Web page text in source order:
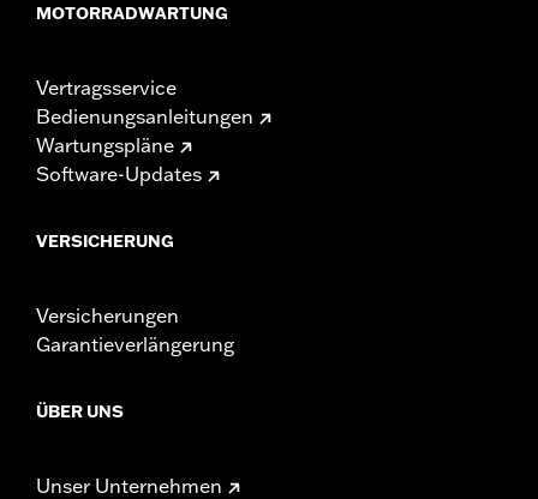
MOTORRADWARTUNG
Vertragsservice
Bedienungsanleitungen
Wartungspläne
Software-Updates
VERSICHERUNG
Versicherungen
Garantieverlängerung
ÜBER UNS
Unser Unternehmen